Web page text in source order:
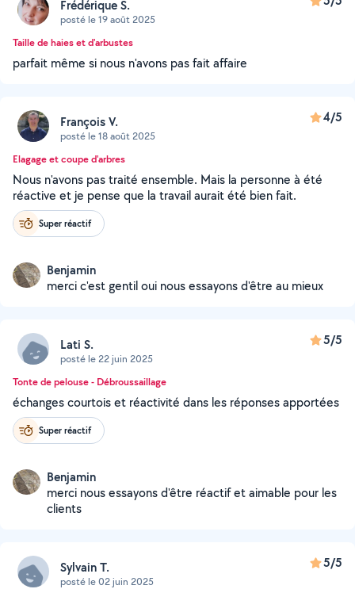
Frédérique S.
posté le 19 août 2025
Taille de haies et d'arbustes
parfait même si nous n'avons pas fait affaire
François V.
posté le 18 août 2025
4/5
Elagage et coupe d'arbres
Nous n'avons pas traité ensemble. Mais la personne à été
réactive et je pense que la travail aurait été bien fait.
Super réactif
Benjamin
merci c'est gentil oui nous essayons d'être au mieux
Lati S.
posté le 22 juin 2025
5/5
Tonte de pelouse - Débroussaillage
échanges courtois et réactivité dans les réponses apportées
Super réactif
Benjamin
merci nous essayons d'être réactif et aimable pour les
clients
Sylvain T.
posté le 02 juin 2025
5/5